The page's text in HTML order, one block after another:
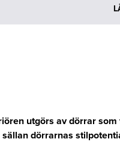
utgörs av dörrar
dörrarnas